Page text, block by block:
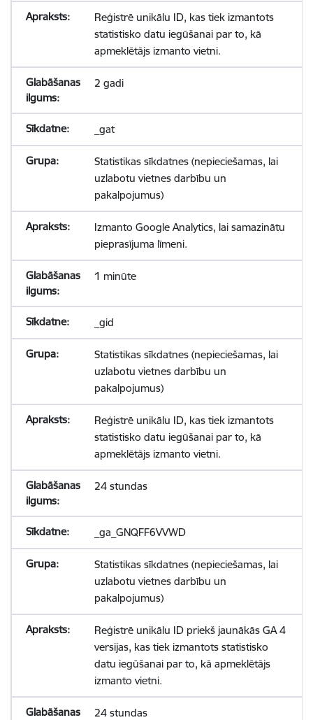
Reģistrē unikālu ID, kas tiek izmantots
statistisko datu iegūšanai par to, kā
apmeklētājs izmanto vietni.
2 gadi
_gat
Statistikas sīkdatnes (nepieciešamas, lai
uzlabotu vietnes darbību un
pakalpojumus)
Izmanto Google Analytics, lai samazinātu
pieprasījuma līmeni.
1 minūte
_gid
Statistikas sīkdatnes (nepieciešamas, lai
uzlabotu vietnes darbību un
pakalpojumus)
Reģistrē unikālu ID, kas tiek izmantots
statistisko datu iegūšanai par to, kā
apmeklētājs izmanto vietni.
24 stundas
_ga_GNQFF6VVWD
Statistikas sīkdatnes (nepieciešamas, lai
uzlabotu vietnes darbību un
pakalpojumus)
Reģistrē unikālu ID priekš jaunākās GA 4
versijas, kas tiek izmantots statistisko
datu iegūšanai par to, kā apmeklētājs
izmanto vietni.
24 stundas